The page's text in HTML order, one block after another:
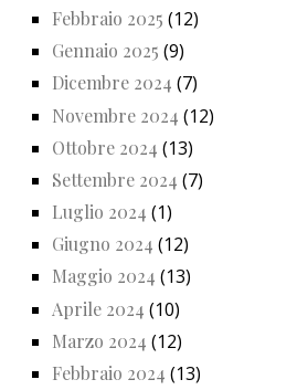
Febbraio 2025 (12)
Gennaio 2025 (9)
Dicembre 2024 (7)
Novembre 2024 (12)
Ottobre 2024 (13)
Settembre 2024 (7)
Luglio 2024 (1)
Giugno 2024 (12)
Maggio 2024 (13)
Aprile 2024 (10)
Marzo 2024 (12)
Febbraio 2024 (13)